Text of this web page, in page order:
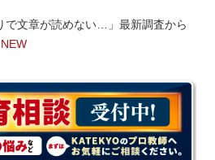
で文章が読めない…」最新調査から
NEW